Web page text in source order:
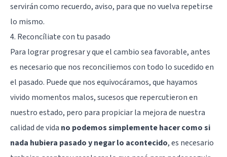
servirán como recuerdo, aviso, para que no vuelva repetirse
lo mismo.
4. Reconcíliate con tu pasado
Para lograr progresar y que el cambio sea favorable, antes
es necesario que nos reconciliemos con todo lo sucedido en
el pasado. Puede que nos equivocáramos, que hayamos
vivido momentos malos, sucesos que repercutieron en
nuestro estado, pero para propiciar la mejora de nuestra
calidad de vida no podemos simplemente hacer como si
nada hubiera pasado y negar lo acontecido, es necesario